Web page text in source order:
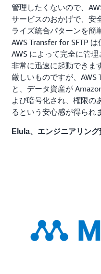
管理したくないので、
サービスのおかげで、安
ライズ統合パターンを簡
AWS Transfer for SFTP
AWS によって完全に管
非常に迅速に起動できま
厳しいものですが、AWS
と、データ資産が
よび暗号化され、権限の
るという安心感が得られ
Elula、エンジニアリン